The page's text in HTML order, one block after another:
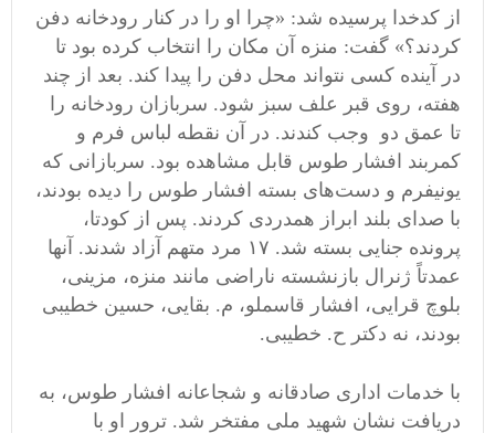
از کدخدا پرسیده شد: «چرا او را در کنار رودخانه دفن
کردند؟» گفت: منزه آن مکان را انتخاب کرده بود تا
در آینده کسی نتواند محل دفن را پیدا کند. بعد از چند
هفته، روی قبر علف سبز شود. سربازان رودخانه را
تا عمق دو وجب کندند. در آن نقطه لباس فرم و
کمربند افشار طوس قابل مشاهده بود. سربازانی که
یونیفرم و دست‌های بسته افشار طوس را دیده بودند،
با صدای بلند ابراز همدردی کردند. پس از کودتا،
پرونده جنایی بسته شد. ۱۷ مرد متهم آزاد شدند. آنها
عمدتاً ژنرال‌ بازنشسته ناراضی مانند منزه، مزینی،
بلوچ قرایی، افشار قاسملو، م. بقایی، حسین خطیبی
بودند، نه دکتر ح. خطیبی.
با خدمات اداری صادقانه و شجاعانه افشار طوس، به
دریافت نشان شهید ملی مفتخر شد. ترور او با